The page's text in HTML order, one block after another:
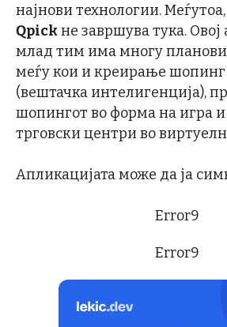
најнови технологии.
Qpickне завршува тука.
млад тим има многу
меѓу кои и креирање шопинг
(вештачка интелигенција),
шопингот во форма на игра
трговски центри во
Апликацијата може да ја
Error9
Error9